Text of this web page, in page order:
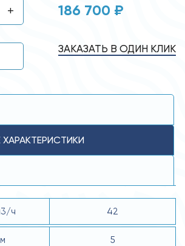
+ 186 700 ₽
ЗАКАЗАТЬ В ОДИН КЛИК
ХАРАКТЕРИСТИКИ
ч 42
5